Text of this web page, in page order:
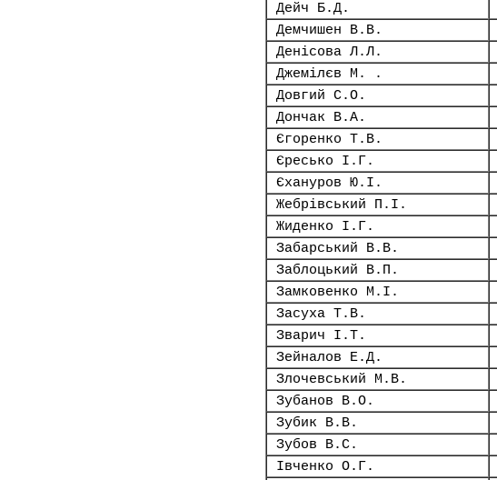
Дейч Б.Д.
Демчишен В.В.
Денісова Л.Л.
Джемілєв М. .
Довгий С.О.
Дончак В.А.
Єгоренко Т.В.
Єресько І.Г.
Єхануров Ю.І.
Жебрівський П.І.
Жиденко І.Г.
Забарський В.В.
Заблоцький В.П.
Замковенко М.І.
Засуха Т.В.
Зварич І.Т.
Зейналов Е.Д.
Злочевський М.В.
Зубанов В.О.
Зубик В.В.
Зубов В.С.
Івченко О.Г.